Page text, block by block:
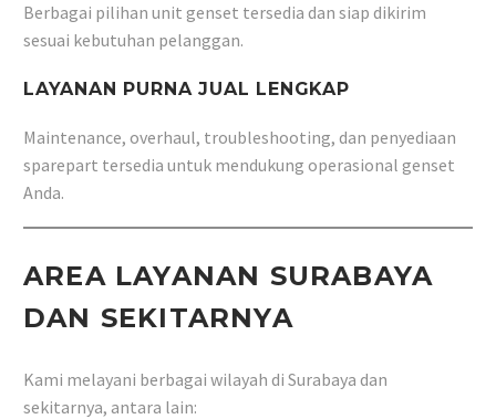
Berbagai pilihan unit genset tersedia dan siap dikirim
sesuai kebutuhan pelanggan.
LAYANAN PURNA JUAL LENGKAP
Maintenance, overhaul, troubleshooting, dan penyediaan
sparepart tersedia untuk mendukung operasional genset
Anda.
AREA LAYANAN SURABAYA
DAN SEKITARNYA
Kami melayani berbagai wilayah di Surabaya dan
sekitarnya, antara lain: